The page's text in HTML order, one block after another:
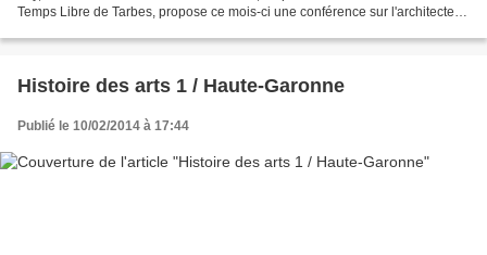
Temps Libre de Tarbes, propose ce mois-ci une conférence sur l'architecte.
Histoire des arts 1 / Haute-Garonne
Publié le 10/02/2014 à 17:44